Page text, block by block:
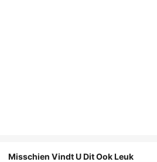
Misschien Vindt U Dit Ook Leuk